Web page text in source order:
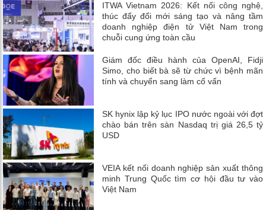
ITWA Vietnam 2026: Kết nối công nghệ,
thúc đẩy đổi mới sáng tạo và nâng tầm
doanh nghiệp điện tử Việt Nam trong
chuỗi cung ứng toàn cầu
Giám đốc điều hành của OpenAI, Fidji
Simo, cho biết bà sẽ từ chức vì bệnh mãn
tính và chuyển sang làm cố vấn
SK hynix lập kỷ lục IPO nước ngoài với đợt
chào bán trên sàn Nasdaq trị giá 26,5 tỷ
USD
VEIA kết nối doanh nghiệp sản xuất thông
minh Trung Quốc tìm cơ hội đầu tư vào
Việt Nam